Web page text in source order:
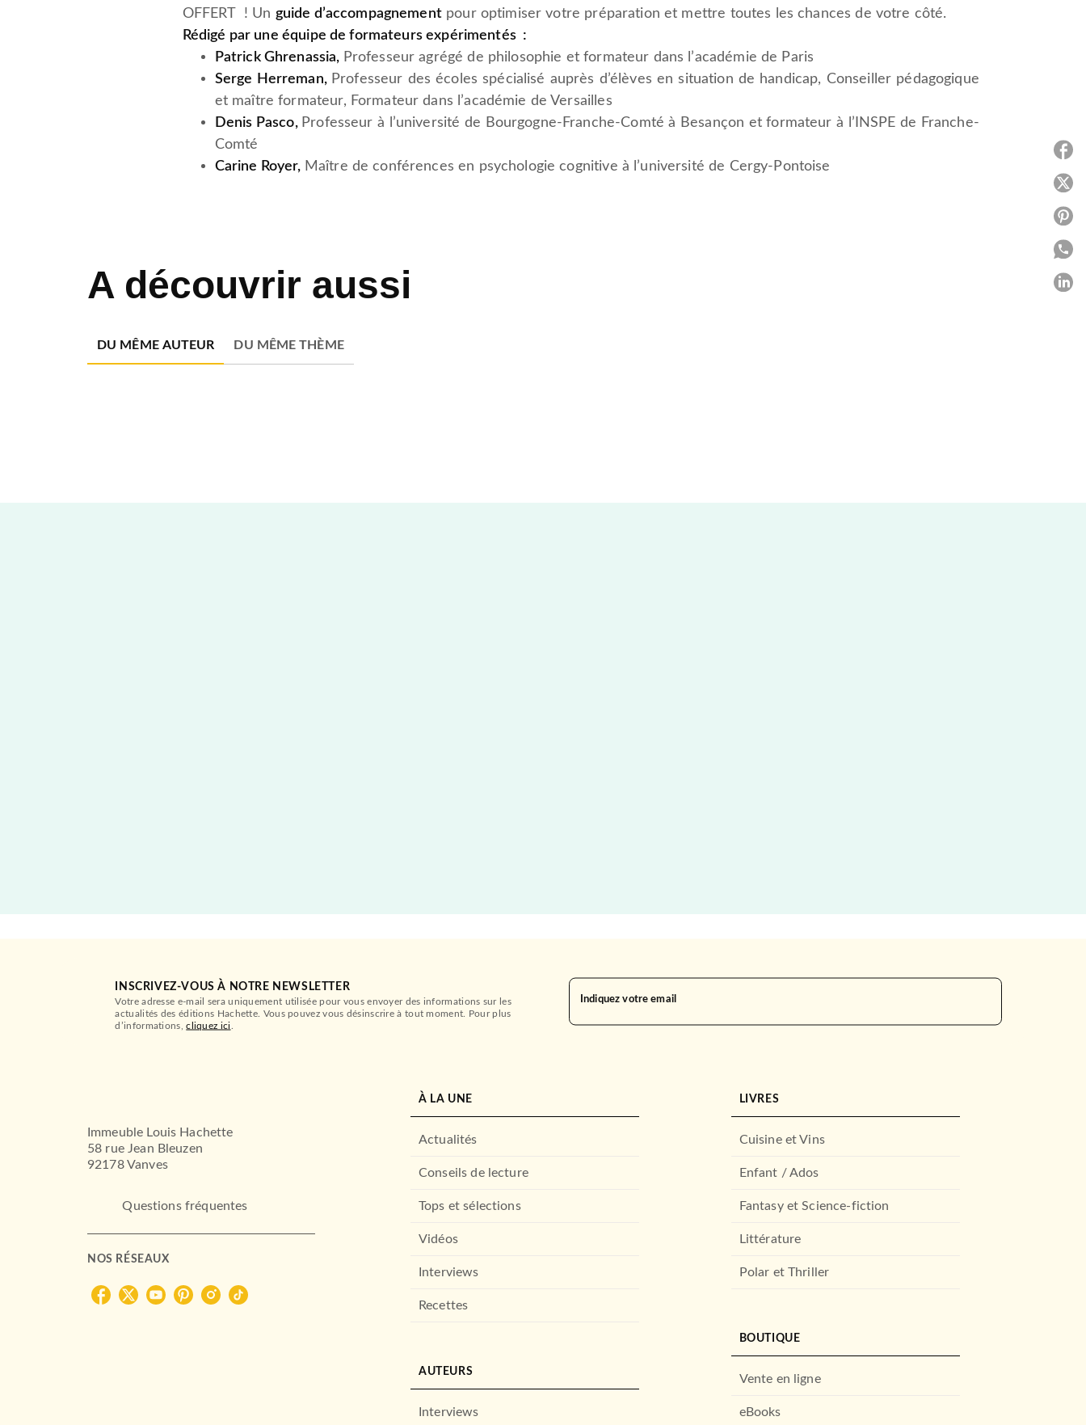
OFFERT ! Un guide d’accompagnementpour optimiser votre préparation et mettre toutes les chances de votre côté.
Rédigé par une équipe de formateurs expérimentés :
Patrick Ghrenassia, Professeur agrégé de philosophie et formateur dans l’académie de Paris
Serge Herreman, Professeur des écoles spécialisé auprès d’élèves en situation de handicap, Conseiller pédagogique
et maître formateur, Formateur dans l’académie de Versailles
Denis Pasco, Professeur à l’université de Bourgogne-Franche-Comté à Besançon et formateur à l’INSPE de Franche-
Comté
Carine Royer, Maître de conférences en psychologie cognitive à l’université de Cergy-Pontoise
A découvrir aussi
DU MÊME AUTEUR DU MÊME THÈME
INSCRIVEZ-VOUS À NOTRE NEWSLETTER
Votre adresse e-mail sera uniquement utilisée pour vous envoyer des informations sur les
actualités des éditions Hachette. Vous pouvez vous désinscrire à tout moment. Pour plus
d’informations,cliquez ici
Indiquez votre email
Immeuble Louis Hachette
58 rue Jean Bleuzen
92178 Vanves
Questions fréquentes
NOS RÉSEAUX
À LA UNE
Actualités
Conseils de lecture
Tops et sélections
Vidéos
Interviews
Recettes
AUTEURS
Interviews
LIVRES
Cuisine et Vins
Enfant / Ados
Fantasy et Science-fiction
Littérature
Polar et Thriller
BOUTIQUE
Vente en ligne
eBooks